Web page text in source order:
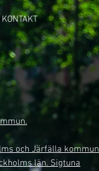
KONTAKT
och Järfälla
län. Sigtuna